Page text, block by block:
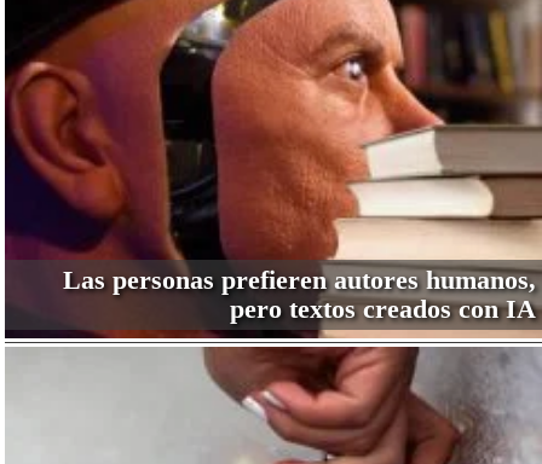
Las personas prefieren autores humanos,
pero textos creados con IA